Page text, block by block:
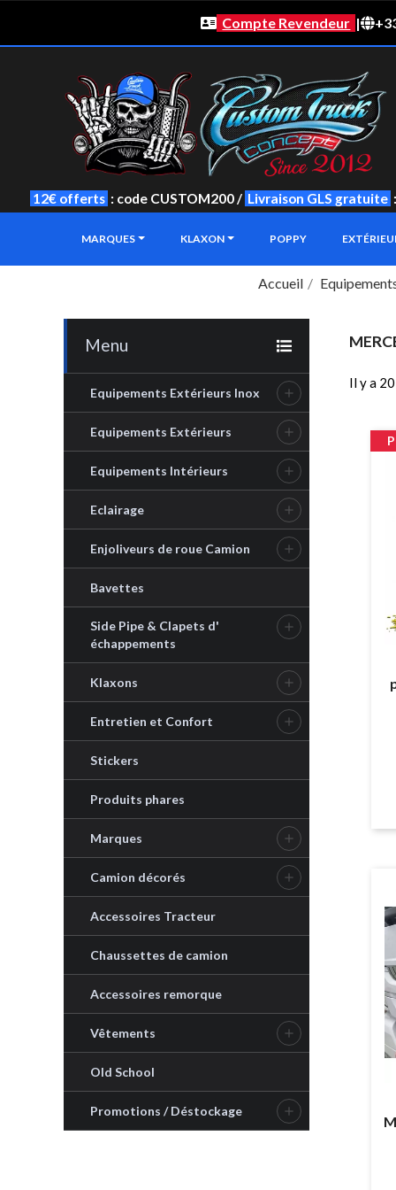
Compte Revendeur |
12€ offerts : code CUSTOM200 / Livraison GLS gratuite
MARQUES KLAXON POPPY
Accueil
Menu
Equipements Extérieurs Inox 
Equipements Extérieurs 
Equipements Intérieurs 
Eclairage 
Enjoliveurs de roue Camion 
Bavettes
Side Pipe & Clapets d'
échappements

Klaxons 
Entretien et Confort 
Stickers
Produits phares
Marques 
Camion décorés 
Accessoires Tracteur
Chaussettes de camion
Accessoires remorque
Vêtements 
Old School
Promotions / Déstockage 
Il y a